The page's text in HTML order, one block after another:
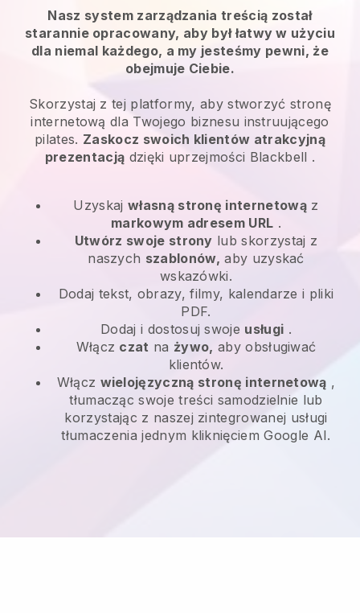
Nasz system zarządzania treścią został
starannie opracowany, aby był łatwy w użyciu
dla niemal każdego, a my jesteśmy pewni, że
obejmuje Ciebie.
Skorzystaj z tej platformy, aby stworzyć stronę
internetową dla Twojego biznesu instruującego
pilates. Zaskocz swoich klientów atrakcyjną
prezentacją dzięki uprzejmości Blackbell .
Uzyskaj własną stronę internetowąz
markowym adresem URL .
Utwórz swoje strony lub skorzystaj z
naszych szablonów, aby uzyskać
wskazówki.
Dodaj tekst, obrazy, filmy, kalendarze i pliki
PDF.
Dodaj i dostosuj swoje usługi .
Włącz czat na żywo, aby obsługiwać
klientów.
Włącz wielojęzyczną stronę internetową ,
tłumacząc swoje treści samodzielnie lub
korzystając z naszej zintegrowanej usługi
tłumaczenia jednym kliknięciem Google AI.